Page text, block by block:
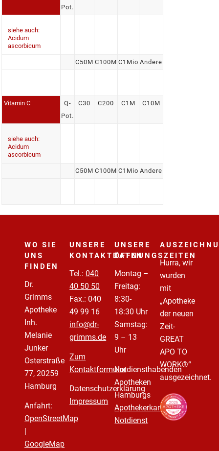
Pot.
siehe auch:
Acidum
ascorbicum
C50M C100M C1Mio Andere
Vitamin C
Q-
Pot.
C30 C200 C1M C10M
siehe auch:
Acidum
ascorbicum
C50M C100M C1Mio Andere
WO SIE
UNS
FINDEN
Dr.
Grimms
Apotheke
Inh.
Melanie
Junker
Osterstraße
77, 20259
Hamburg
Anfahrt:
OpenStreetMap
|
GoogleMap
UNSERE
KONTAKTDATEN
Tel.: 040
40 50 50
Fax.: 040
49 99 16
info@dr-
grimms.de
Zum
Kontaktformular
Datenschutzerklärung
Impressum
UNSERE
ÖFFNUNGSZEITEN
Montag –
Freitag:
8:30-
18:30 Uhr
Samstag:
9 – 13
Uhr
Notdiensthabenden
Apotheken
Hamburgs
Apothekerkammer
Notdienst
Hurra, wir
wurden
mit
„Apotheke
der neuen
Zeit-
GREAT
APO TO
WORK®“
ausgezeichnet.